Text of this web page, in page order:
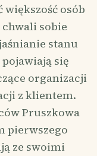
osób
sobie
stanu
się
organizacji
z klientem.
Pruszkowa
pierwszego
ze swoimi